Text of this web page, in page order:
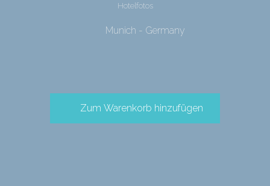
Hotelfotos
Munich - Germany